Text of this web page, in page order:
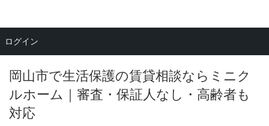
岡山市で生活保護の賃貸相談ならミニク
ルホーム｜審査・保証人なし・高齢者も
対応
メニュー
ログイン